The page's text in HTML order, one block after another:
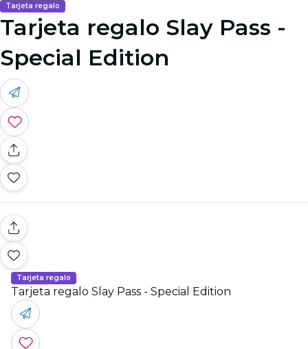
Tarjeta regalo
Tarjeta regalo Slay Pass -
Special Edition
Tarjeta regalo
Tarjeta regalo Slay Pass - Special Edition